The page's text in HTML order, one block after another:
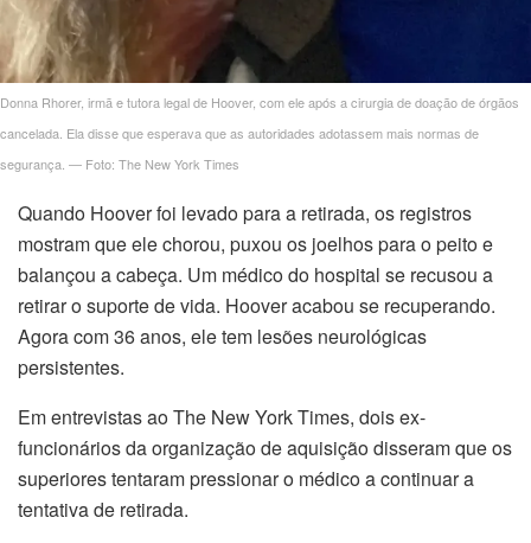
Donna Rhorer, irmã e tutora legal de Hoover, com ele após a cirurgia de doação de órgãos
cancelada. Ela disse que esperava que as autoridades adotassem mais normas de
segurança. — Foto: The New York Times
Quando Hoover foi levado para a retirada, os registros
mostram que ele chorou, puxou os joelhos para o peito e
balançou a cabeça. Um médico do hospital se recusou a
retirar o suporte de vida. Hoover acabou se recuperando.
Agora com 36 anos, ele tem lesões neurológicas
persistentes.
Em entrevistas ao The New York Times, dois ex-
funcionários da organização de aquisição disseram que os
superiores tentaram pressionar o médico a continuar a
tentativa de retirada.